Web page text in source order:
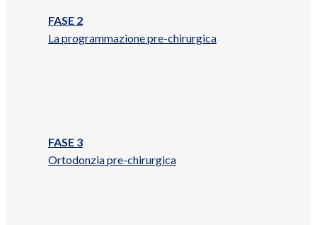
FASE 2
La programmazione pre-chirurgica
FASE 3
Ortodonzia pre-chirurgica